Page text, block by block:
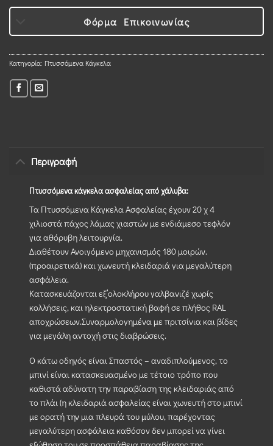
Φόρμα Επικοινωνίας
Κατηγορία: Πτυσσόμενα Κάγκελα
Περιγραφή
Πτυσσόμενα κάγκελα ασφαλείας από χάλυβα:
Τα Πτυσσόμενα Κάγκελα Ασφαλείας έχουν 20 χ 4
χιλιοστά πάχος λάμας χιαστών με ενδιάμεσο τεφλόν
για αθόρυβη λειτουργία.
Διαθέτουν Ανοιγόμενο μηχανισμός 180 μοιρών.
(προαιρετικά) και χωνευτή κλειδαριά για μεγαλύτερη
ασφάλεια.
Κατασκευάζονται εξ’ολοκλήρου γαλβανιζέ χωρίς
κολλήσεις, και ηλεκτροστατική βαφή σε πλήθος RAL
αποχρώσεων.Συναρμολογημένα με πριτσίνια και βίδες
για μεγάλη αντοχή στις διαβρώσεις.
Ο κάτω οδηγός είναι Σπαστός – αναδιπλούμενος, το
μπινί είναι κατασκευασμένο με τέτοιο τρόπο που
καθιστά αδύνατη την παραβίαση της κλειδαριάς από
το πλάι (η κλειδαριά ασφαλείας είναι χωνευτή στο μπινί
με ορατή την μια πλευρά του μύλου, παρέχοντας
μεγαλύτερη ασφάλεια καθόσον δεν μπορεί να γίνει